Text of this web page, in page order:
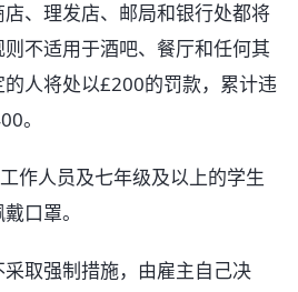
、理发店、邮局和银行处都将
不适用于酒吧、餐厅和任何其
人将处以£200的罚款，累计违
。
作人员及七年级及以上的学生
口罩。
取强制措施，由雇主自己决